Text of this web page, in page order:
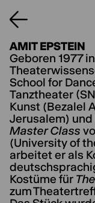
AMIT EPSTEIN
Geboren 1977
School for
Tanztheater
Kunst (Bezalel
Jerusalem)
Master Class
(University of
arbeitet er als
Kostüme für
zum